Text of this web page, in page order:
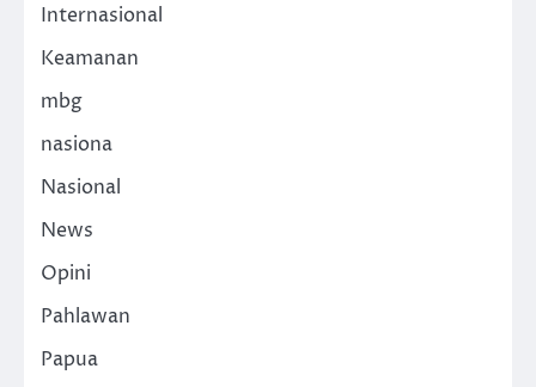
Internasional
Keamanan
mbg
nasiona
Nasional
News
Opini
Pahlawan
Papua